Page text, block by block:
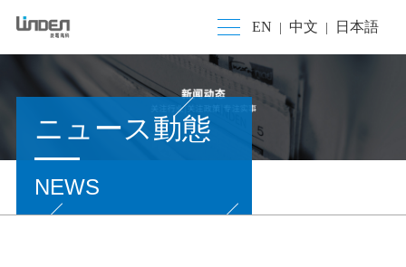
EN 中文 日本語
ニュース動態
NEWS